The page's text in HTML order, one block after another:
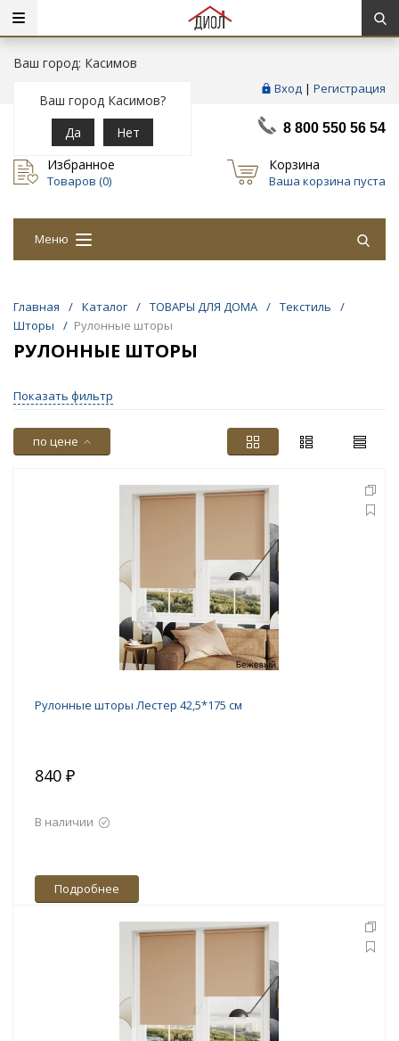
Ваш город: Касимов
Ваш город Касимов?
Да
Нет
Вход | Регистрация
8 800 550 56 54
Избранное
Товаров (0)
Корзина
Ваша корзина пуста
Меню
Главная / Каталог / ТОВАРЫ ДЛЯ ДОМА / Текстиль
/
Шторы
/ Рулонные шторы
РУЛОННЫЕ ШТОРЫ
Показать фильтр
по цене
Рулонные шторы Лестер 42,5*175 см
840 ₽
В наличии
Подробнее